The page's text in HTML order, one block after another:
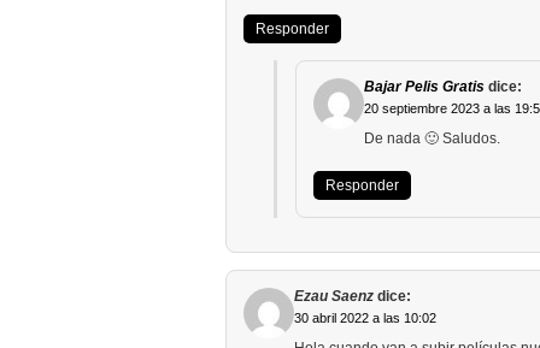
Responder
Bajar Pelis Gratis dice:
20 septiembre 2023 a las
De nada 🙂 Saludos.
Responder
Ezau Saenz dice:
30 abril 2022 a las 10:02